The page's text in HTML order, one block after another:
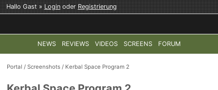
Hallo Gast »LoginoderRegistrierung
NEWS REVIEWS VIDEOS SCREENS FORUM
TOP-THEMEN: COD: MODERN WARFARE 4 HALO:
Portal /Screenshots / Kerbal Space Program 2